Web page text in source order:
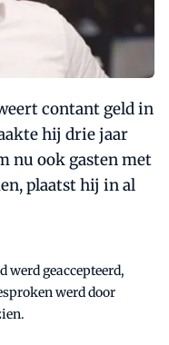
contant geld in
hij drie jaar
nu ook gasten met
plaatst hij in al
werd geaccepteerd,
werd door